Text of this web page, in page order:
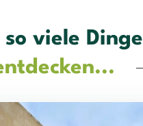
so viele Dinge